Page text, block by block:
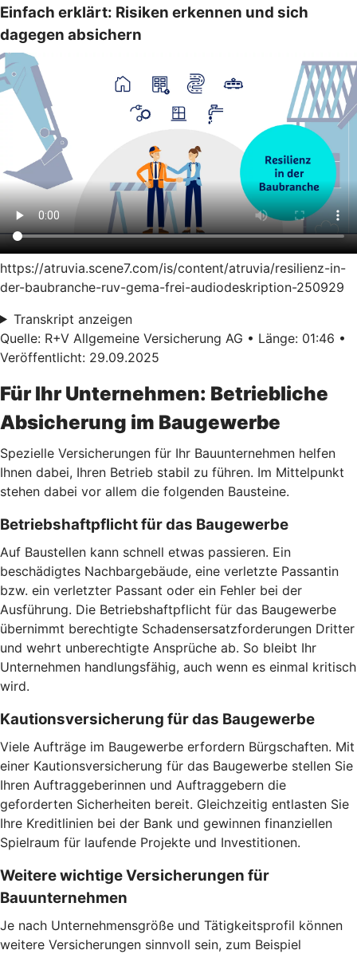
Einfach erklärt: Risiken erkennen und sich
dagegen absichern
https://atruvia.scene7.com/is/content/atruvia/resilienz-in-
der-baubranche-ruv-gema-frei-audiodeskription-250929
Transkript anzeigen
Quelle: R+V Allgemeine Versicherung AG • Länge: 01:46 •
Veröffentlicht: 29.09.2025
Für Ihr Unternehmen: Betriebliche
Absicherung im Baugewerbe
Spezielle Versicherungen für Ihr Bauunternehmen helfen
Ihnen dabei, Ihren Betrieb stabil zu führen. Im Mittelpunkt
stehen dabei vor allem die folgenden Bausteine.
Betriebshaftpflicht für das Baugewerbe
Auf Baustellen kann schnell etwas passieren. Ein
beschädigtes Nachbargebäude, eine verletzte Passantin
bzw. ein verletzter Passant oder ein Fehler bei der
Ausführung. Die Betriebshaftpflicht für das Baugewerbe
übernimmt berechtigte Schadensersatzforderungen Dritter
und wehrt unberechtigte Ansprüche ab. So bleibt Ihr
Unternehmen handlungsfähig, auch wenn es einmal kritisch
wird.
Kautionsversicherung für das Baugewerbe
Viele Aufträge im Baugewerbe erfordern Bürgschaften. Mit
einer Kautionsversicherung für das Baugewerbe stellen Sie
Ihren Auftraggeberinnen und Auftraggebern die
geforderten Sicherheiten bereit. Gleichzeitig entlasten Sie
Ihre Kreditlinien bei der Bank und gewinnen finanziellen
Spielraum für laufende Projekte und Investitionen.
Weitere wichtige Versicherungen für
Bauunternehmen
Je nach Unternehmensgröße und Tätigkeitsprofil können
weitere Versicherungen sinnvoll sein, zum Beispiel